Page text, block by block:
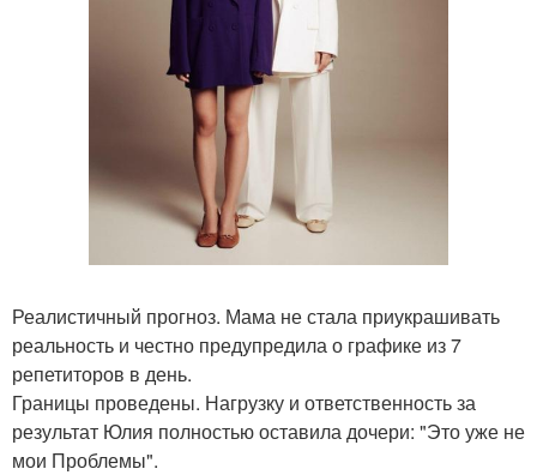
Реалистичный прогноз. Мама не стала приукрашивать
реальность и честно предупредила о графике из 7
репетиторов в день.
Границы проведены. Нагрузку и ответственность за
результат Юлия полностью оставила дочери: "Это уже не
мои Проблемы".